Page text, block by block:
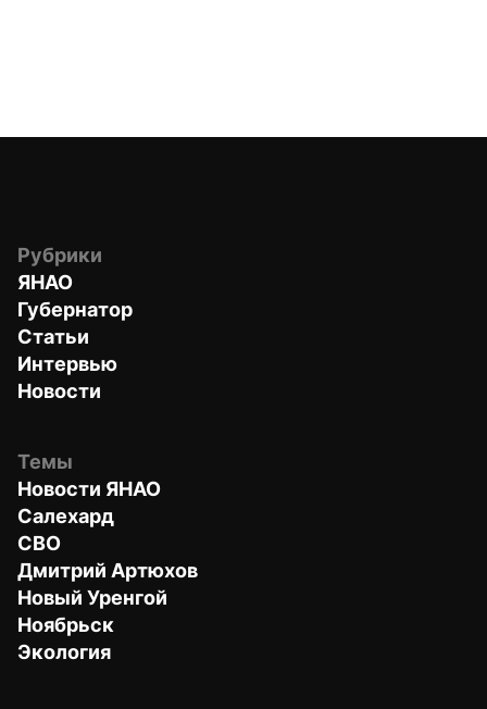
Рубрики
ЯНАО
Губернатор
Статьи
Интервью
Новости
Темы
Новости ЯНАО
Салехард
СВО
Дмитрий Артюхов
Новый Уренгой
Ноябрьск
Экология